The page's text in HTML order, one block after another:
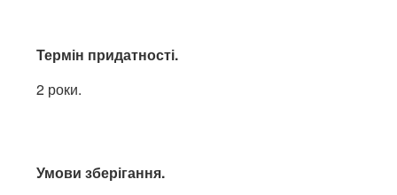
Термін придатності.
2 роки.
Умови зберігання.